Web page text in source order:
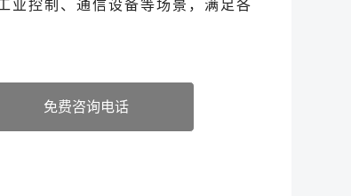
业控制、通信设备等场景，满足各
免费咨询电话